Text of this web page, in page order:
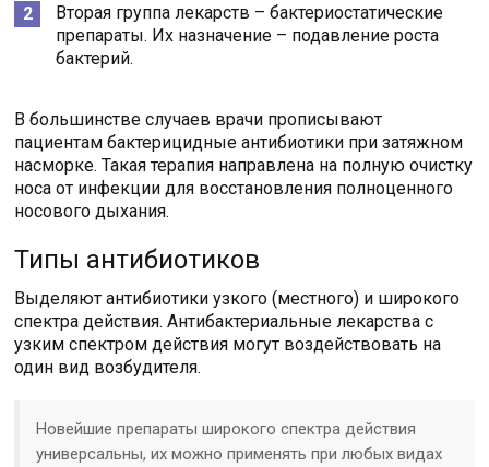
Вторая группа лекарств – бактериостатические
препараты. Их назначение – подавление роста
бактерий.
В большинстве случаев врачи прописывают
пациентам бактерицидные антибиотики при затяжном
насморке. Такая терапия направлена на полную очистку
носа от инфекции для восстановления полноценного
носового дыхания.
Типы антибиотиков
Выделяют антибиотики узкого (местного) и широкого
спектра действия. Антибактериальные лекарства с
узким спектром действия могут воздействовать на
один вид возбудителя.
Новейшие препараты широкого спектра действия
универсальны, их можно применять при любых видах